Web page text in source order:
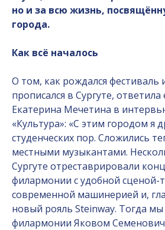
но и за всю жизнь,
города.
Как всё началось
О том, как рождался фестиваль
прописался в Сургуте, ответила
Екатерина Мечетина в
«Культура»: «С этим городом я
студенческих пор. Сложились
местными музыкантами.
Сургуте отреставрировали
филармонии с удобной сценой-
современной машинерией и,
новый рояль Steinway. Тогда
филармонии Яковом